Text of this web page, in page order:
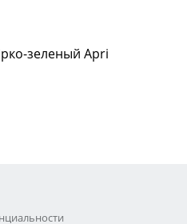
зеленый Apri